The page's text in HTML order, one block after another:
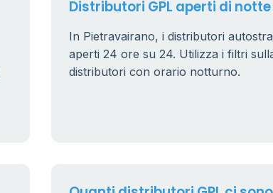
53
Distributori GPL aperti di
In Pietravairano, i distributori
aperti 24 ore su 24. Utilizza i filtri
distributori con orario notturno.